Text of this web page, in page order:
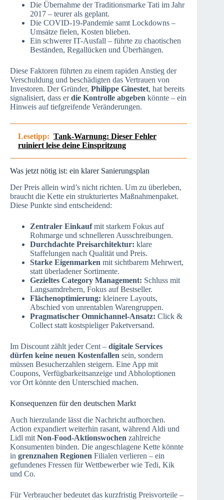
Die Übernahme der Traditionsmarke Tati im Jahr
2017 – teurer als geplant.
Die COVID-19-Pandemie samt Lockdowns –
Umsätze fielen, Kosten blieben.
Ein schwerer IT-Ausfall – führte zu chaotischen
Beständen, Regallücken und Überhängen.
Diese Faktoren führten zu einem rapiden Anstieg der
Verschuldung und beschädigten das Vertrauen von
Investoren. Der Gründer, Philippe Ginestet, hat bereits
signalisiert, dass erdie Kontrolle abgeben könnte – ein
Hinweis auf tiefgreifende Veränderungen.
Lesetipp: Tank-Warnung: Dieser Fehler
ruiniert leise deine Einspritzung
Was jetzt nötig ist: ein klarer Sanierungsplan
Der Preis allein wird’s nicht richten. Um zu überleben,
braucht die Kette ein strukturiertes Maßnahmenpaket.
Diese Punkte sind entscheidend:
Zentraler Einkaufmit starkem Fokus auf
Rohmarge und schnelleren Ausschreibungen.
Durchdachte Preisarchitektur: klare
Staffelungen nach Qualität und Preis.
Starke Eigenmarken mit sichtbarem Mehrwert,
statt überladener Sortimente.
Gezieltes Category Management: Schluss mit
Langsamdrehern, Fokus auf Bestseller.
Flächenoptimierung: kleinere Layouts,
Abschied von unrentablen Warengruppen.
Pragmatischer Omnichannel-Ansatz: Click &
Collect statt kostspieliger Paketversand.
Im Discount zählt jeder Cent – digitale Services
dürfen keine neuen Kostenfallen sein, sondern
müssen Besucherzahlen steigern. Eine App mit
Coupons, Verfügbarkeitsanzeige und Abholoptionen
vor Ort könnte den Unterschied machen.
Konsequenzen für den deutschen Markt
Auch hierzulande lässt die Nachricht aufhorchen.
Action expandiert weiterhin rasant, während Aldi und
Lidl mit Non-Food-Aktionswochen zahlreiche
Konsumenten binden. Die angeschlagene Kette könnte
in grenznahen Regionen Filialen verlieren – ein
gefundenes Fressen für Wettbewerber wie Tedi, Kik
und Co.
Für Verbraucher bedeutet das kurzfristig Preisvorteile –